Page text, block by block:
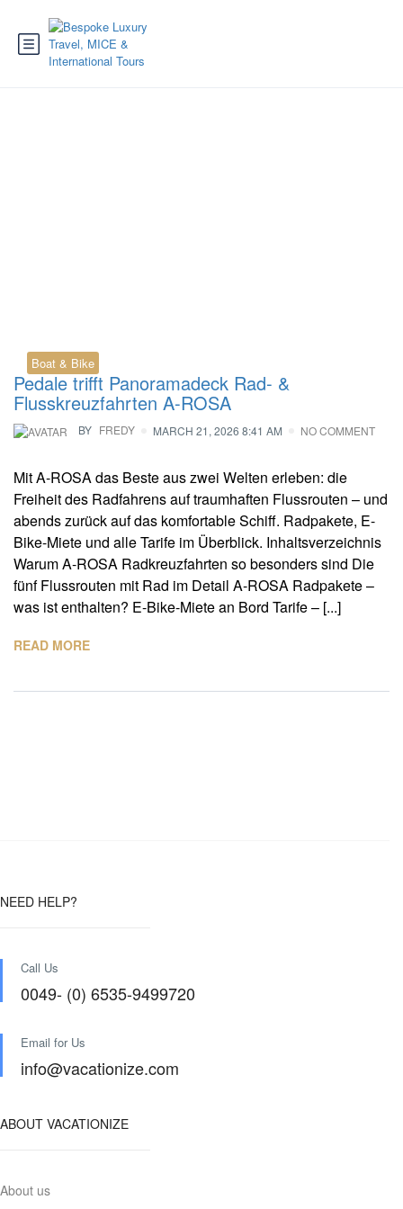
Boat & Bike
Pedale trifft Panoramadeck Rad- &
Flusskreuzfahrten A-ROSA
BY FREDY MARCH 21, 2026 8:41 AM NO COMMENT
Mit A-ROSA das Beste aus zwei Welten erleben: die
Freiheit des Radfahrens auf traumhaften Flussrouten – und
abends zurück auf das komfortable Schiff. Radpakete, E-
Bike-Miete und alle Tarife im Überblick. Inhaltsverzeichnis
Warum A-ROSA Radkreuzfahrten so besonders sind Die
fünf Flussrouten mit Rad im Detail A-ROSA Radpakete –
was ist enthalten? E-Bike-Miete an Bord Tarife – [...]
READ MORE
NEED HELP?
Call Us
0049- (0) 6535-9499720
Email for Us
info@vacationize.com
ABOUT VACATIONIZE
About us